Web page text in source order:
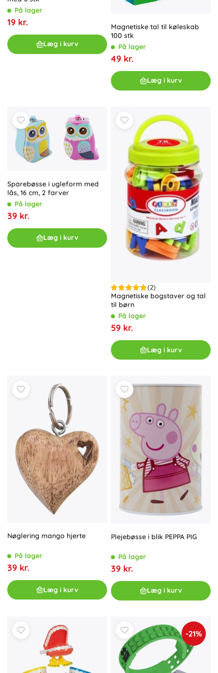
På lager
19 kr.
Læg i kurv
Magnetiske tal til køleskab
100 stk
På lager
49 kr.
Læg i kurv
Sparebøsse i ugleform med
lås, 16 cm, 2 farver
På lager
39 kr.
Læg i kurv
(2)
Magnetiske bogstaver og tal
til børn
På lager
59 kr.
Læg i kurv
Nøglering mango hjerte
På lager
39 kr.
Læg i kurv
Plejebøsse i blik PEPPA PIG
På lager
39 kr.
Læg i kurv
-21%